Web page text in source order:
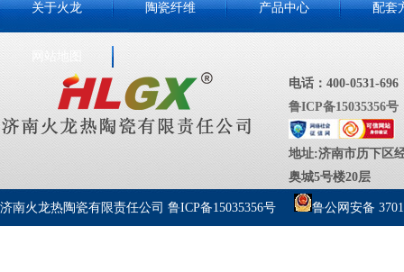
关于火龙 陶瓷纤维 产品中心 配套
网站地图
电话：400-0531-696
鲁ICP备15035356号
地址:济南市历下区
奥城5号楼20层
济南火龙热陶瓷有限责任公司 鲁ICP备15035356号 鲁公网安备